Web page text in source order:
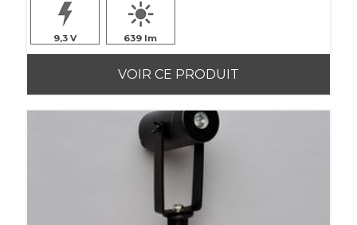
9,3 639
VOIR CE PRODUIT